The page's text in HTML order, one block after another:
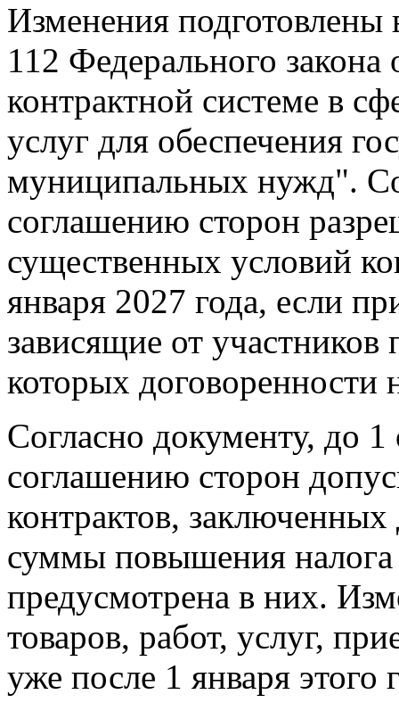
Изменения подготовлены
112 Федерального
контрактной системе в
услуг для обеспечения
муниципальных нужд".
соглашению сторон
существенных условий
января 2027 года, если
зависящие от участников
которых договоренности
Согласно документу, до 1
соглашению сторон
контрактов,
суммы повышения налога
предусмотрена в них.
товаров, работ, услуг,
уже после 1 января этого